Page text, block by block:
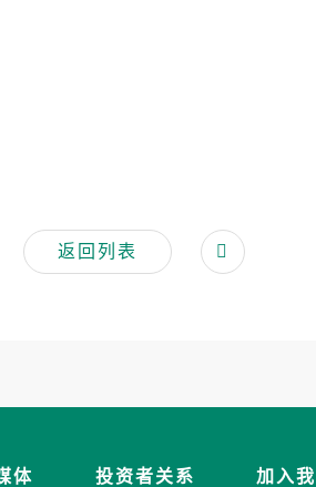
返回列表
体 投资者关系 加入我